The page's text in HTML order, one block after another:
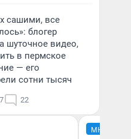
сашими, все
блогер
шуточное видео,
в пермское
— его
сотни тысяч
22
МНЕНИЕ